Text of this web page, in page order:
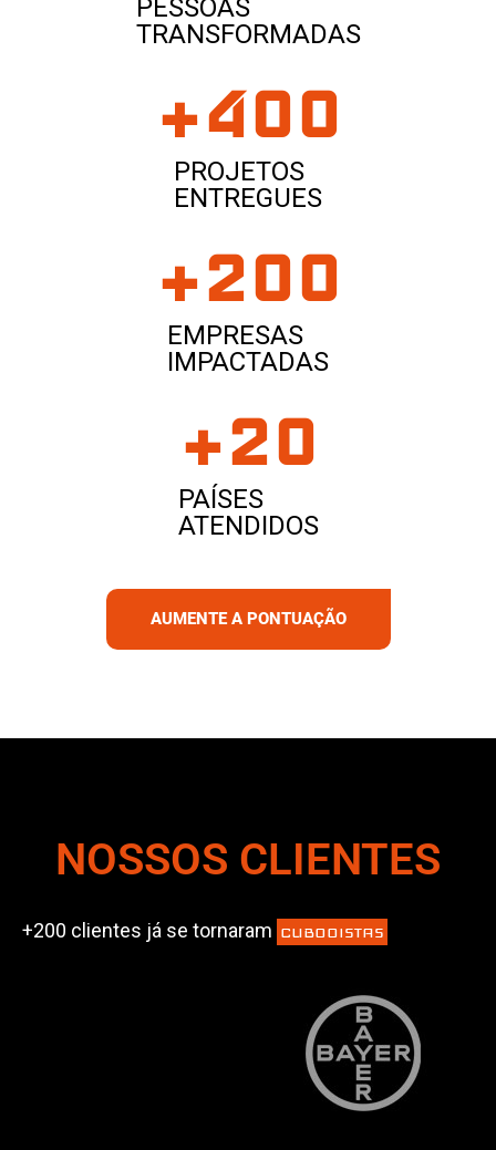
PESSOAS
TRANSFORMADAS
PROJETOS
ENTREGUES
+400
EMPRESAS
IMPACTADAS
+200
PAÍSES
ATENDIDOS
+20
AUMENTE A PONTUAÇÃO
NOSSOS CLIENTES
+200 clientes já se tornaram CUBOOISTAS